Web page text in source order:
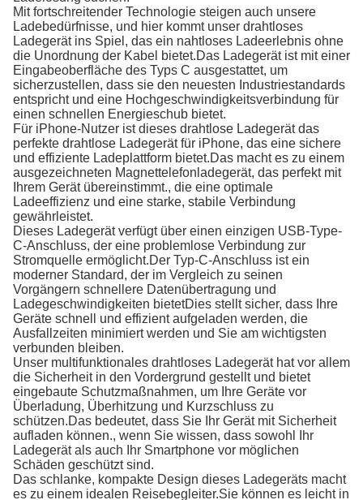
Mit fortschreitender Technologie steigen auch unsere
Ladebedürfnisse, und hier kommt unser drahtloses
Ladegerät ins Spiel, das ein nahtloses Ladeerlebnis ohne
die Unordnung der Kabel bietet.Das Ladegerät ist mit einer
Eingabeoberfläche des Typs C ausgestattet, um
sicherzustellen, dass sie den neuesten Industriestandards
entspricht und eine Hochgeschwindigkeitsverbindung für
einen schnellen Energieschub bietet.
Für iPhone-Nutzer ist dieses drahtlose Ladegerät das
perfekte drahtlose Ladegerät für iPhone, das eine sichere
und effiziente Ladeplattform bietet.Das macht es zu einem
ausgezeichneten Magnettelefonladegerät, das perfekt mit
Ihrem Gerät übereinstimmt., die eine optimale
Ladeeffizienz und eine starke, stabile Verbindung
gewährleistet.
Dieses Ladegerät verfügt über einen einzigen USB-Type-
C-Anschluss, der eine problemlose Verbindung zur
Stromquelle ermöglicht.Der Typ-C-Anschluss ist ein
moderner Standard, der im Vergleich zu seinen
Vorgängern schnellere Datenübertragung und
Ladegeschwindigkeiten bietetDies stellt sicher, dass Ihre
Geräte schnell und effizient aufgeladen werden, die
Ausfallzeiten minimiert werden und Sie am wichtigsten
verbunden bleiben.
Unser multifunktionales drahtloses Ladegerät hat vor allem
die Sicherheit in den Vordergrund gestellt und bietet
eingebaute Schutzmaßnahmen, um Ihre Geräte vor
Überladung, Überhitzung und Kurzschluss zu
schützen.Das bedeutet, dass Sie Ihr Gerät mit Sicherheit
aufladen können., wenn Sie wissen, dass sowohl Ihr
Ladegerät als auch Ihr Smartphone vor möglichen
Schäden geschützt sind.
Das schlanke, kompakte Design dieses Ladegeräts macht
es zu einem idealen Reisebegleiter.Sie können es leicht in